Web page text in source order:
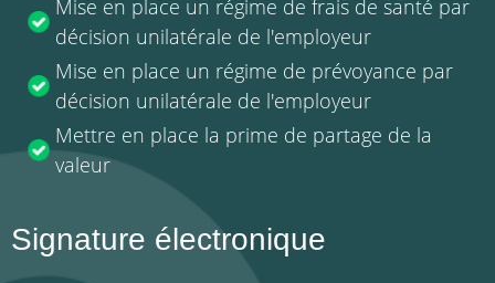
Mise en place un régime de frais de santé par
décision unilatérale de l'employeur
Mise en place un régime de prévoyance par
décision unilatérale de l'employeur
Mettre en place la prime de partage de la
valeur
Signature électronique